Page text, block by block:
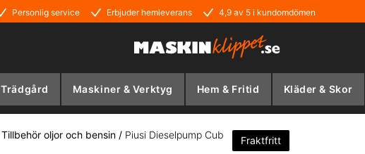
Personlig service Erbjuder hemleverans 4,9 av 5 i kundomdömen
Trädgård Maskiner & Verktyg Hem & Fritid Kläder & Skor
Tillbehör oljor och bensin / Piusi Dieselpump Cub
Fraktfritt